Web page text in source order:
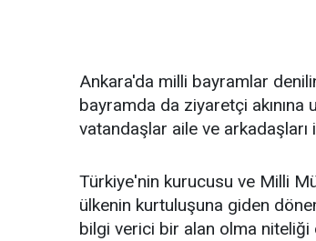
Ankara'da milli bayramlar
bayramda da ziyaretçi akınına
vatandaşlar aile ve
Türkiye'nin kurucusu ve Milli
ülkenin kurtuluşuna giden
bilgi verici bir alan olma niteliği